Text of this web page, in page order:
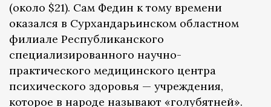
(около $21). Сам Федин к тому времени
оказался в Сурхандарьинском областном
филиале Республиканского
специализированного научно-
практического медицинского центра
психического здоровья — учреждения,
которое в народе называют «голубятней».